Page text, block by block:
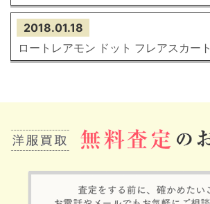
2018.01.18
ロートレアモン ドット フレアスカート